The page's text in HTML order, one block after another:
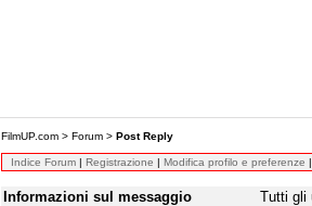
FilmUP.com > Forum > Post Reply
Indice Forum | Registrazione | Modifica profilo e preferenze |
Informazioni sul messaggio Tutti gli